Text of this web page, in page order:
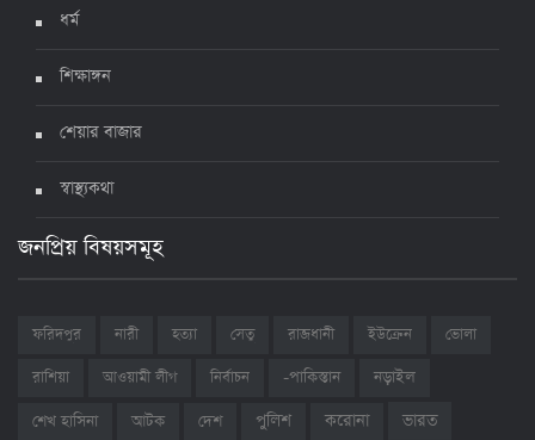
ধর্ম
শিক্ষাঙ্গন
শেয়ার বাজার
স্বাস্থ্যকথা
জনপ্রিয় বিষয়সমূহ
ফরিদপুর নারী হত্যা সেতু রাজধানী ইউক্রেন
ভোলা
রাশিয়া
আওয়ামী লীগ নির্বাচন -পাকিস্তান নড়াইল
শেখ হাসিনা আটক দেশ পুলিশ করোনা
ভারত